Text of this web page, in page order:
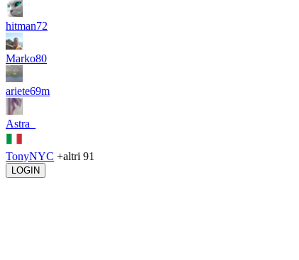
hitman72
Marko80
ariete69m
Astra_
TonyNYC +altri 91
LOGIN